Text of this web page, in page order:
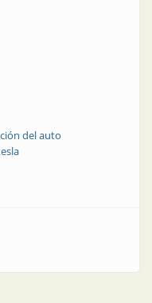
del auto
eléctrica?, ¿no al auto